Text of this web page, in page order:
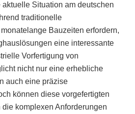
Situation am deutschen
traditionelle
Bauzeiten erfordern,
eine interessante
Vorfertigung von
nicht nur eine erhebliche
auch eine präzise
können diese vorgefertigten
komplexen Anforderungen